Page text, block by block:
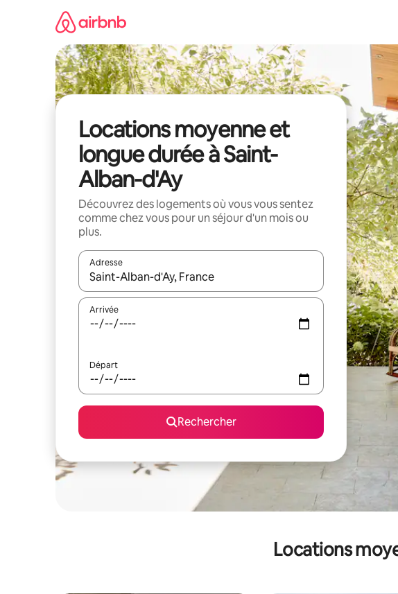
Locations moyenne et
longue durée à Saint-
Alban-d'Ay
Découvrez des logements où vous vous sentez
comme chez vous pour un séjour d'un mois ou
plus.
Adresse
Lorsque les résultats s'affichent, utilisez les flèches vers le haut et
Arrivée
Départ
Rechercher
Locations